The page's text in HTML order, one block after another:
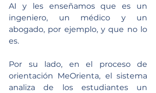
AI y les enseñamos que es un
ingeniero, un médico y un
abogado, por ejemplo, y que no lo
es.
Por su lado, en el proceso de
orientación MeOrienta, el sistema
analiza de los estudiantes un